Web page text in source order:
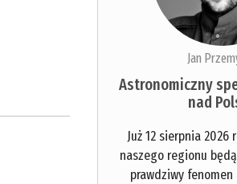
Jan
Astronomiczny
nad
Już 12 sierpnia 2026
naszego regionu
prawdziwy